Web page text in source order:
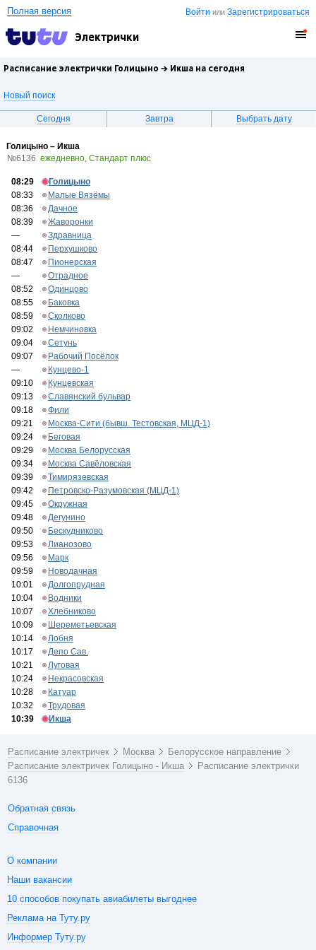
Войти илиЗарегистрироваться
Полная версия
Электрички
Расписание электрички Голицыно → Икша на сегодня
Новый поиск
Сегодня Завтра Выбрать дату
Голицыно – Икша
№6136 ежедневно, Стандарт плюс
08:29
Голицыно
08:33
Малые Вязёмы
08:36
Дачное
08:39
Жаворонки
—
Здравница
08:44
Перхушково
08:47
Пионерская
—
Отрадное
08:52
Одинцово
08:55
Баковка
08:59
Сколково
09:02
Немчиновка
09:04
Сетунь
09:07
Рабочий Посёлок
—
Кунцево-1
09:10
Кунцевская
09:13
Славянский бульвар
09:18
Фили
09:21
Москва-Сити (бывш. Тестовская, МЦД-1)
09:24
Беговая
09:29
Москва Белорусская
09:34
Москва Савёловская
09:39
Тимирязевская
09:42
Петровско-Разумовская (МЦД-1)
09:45
Окружная
09:48
Дегунино
09:50
Бескудниково
09:53
Лианозово
09:56
Марк
09:59
Новодачная
10:01
Долгопрудная
10:04
Водники
10:07
Хлебниково
10:09
Шереметьевская
10:14
Лобня
10:17
Депо Сав.
10:21
Луговая
10:24
Некрасовская
10:28
Катуар
10:32
Трудовая
10:39
Икша
Расписание электричек Москва
Белорусское направление
Расписание электричек Голицыно - Икша
Расписание электрички
6136
Обратная связь
Справочная
О компании
Наши вакансии
10 способов покупать авиабилеты выгоднее
Реклама на Туту.ру
Информер Туту.ру